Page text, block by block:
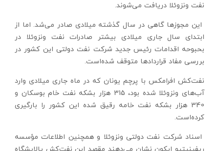
نفت ونزوئلا دریافت می‌شوند.
این مجوزها گاهی در سال گذشته میلادی صادر می‌شد. اما از
ابتدای سال جاری میلادی بیشتر صادرات نفت ونزوئلا در
بحبوحه اقدامات رئیس جدید شرکت نفت دولتی این کشور در
بررسی مفاد قراردادها متوقف شده‌است.
نفت‌کش افرامکس با پرچم یونان که در ماه جاری میلادی وارد
آب‌های ونزوئلا شده بود، 315 هزار بشکه نفت خام بوسکان و
340 هزار بشکه نفت خامه رقیق شده این کشور را بارگیری
کرده‌است.
اسناد شرکت نفت دولتی ونزوئلا و همچنین اطلاعات مؤسسه